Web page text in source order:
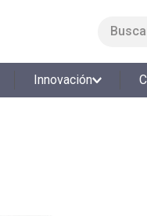
Innovación